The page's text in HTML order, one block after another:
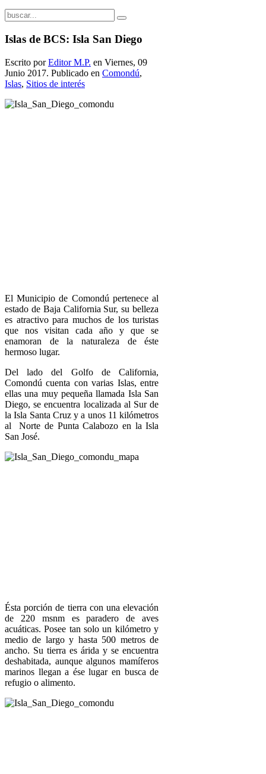
Islas de BCS: Isla San Diego
Escrito porEditor M.P. en Viernes, 09
Junio 2017. Publicado en Comondú,
Islas, Sitios de interés
El Municipio de Comondú pertenece al
estado de Baja California Sur, su belleza
es atractivo para muchos de los turistas
que nos visitan cada año y que se
enamoran de la naturaleza de éste
hermoso lugar.
Del lado del Golfo de California,
Comondú cuenta con varias Islas, entre
ellas una muy pequeña llamada Isla San
Diego, se encuentra localizada al Sur de
la Isla Santa Cruz y a unos 11 kilómetros
al Norte de Punta Calabozo en la Isla
San José.
Ésta porción de tierra con una elevación
de 220 msnm es paradero de aves
acuáticas. Posee tan solo un kilómetro y
medio de largo y hasta 500 metros de
ancho. Su tierra es árida y se encuentra
deshabitada, aunque algunos mamíferos
marinos llegan a ése lugar en busca de
refugio o alimento.